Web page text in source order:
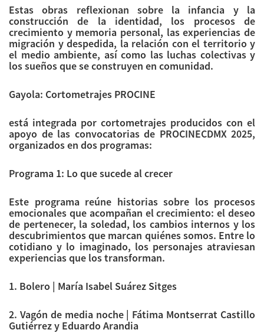
Estas obras reflexionan sobre la infancia y la
construcción de la identidad, los procesos de
crecimiento y memoria personal, las experiencias de
migración y despedida, la relación con el territorio y
el medio ambiente, así como las luchas colectivas y
los sueños que se construyen en comunidad.
Gayola: Cortometrajes PROCINE
está integrada por cortometrajes producidos con el
apoyo de las convocatorias de PROCINECDMX 2025,
organizados en dos programas:
Programa 1: Lo que sucede al crecer
Este programa reúne historias sobre los procesos
emocionales que acompañan el crecimiento: el deseo
de pertenecer, la soledad, los cambios internos y los
descubrimientos que marcan quiénes somos. Entre lo
cotidiano y lo imaginado, los personajes atraviesan
experiencias que los transforman.
1. Bolero | María Isabel Suárez Sitges
2. Vagón de media noche | Fátima Montserrat Castillo
Gutiérrez y Eduardo Arandia